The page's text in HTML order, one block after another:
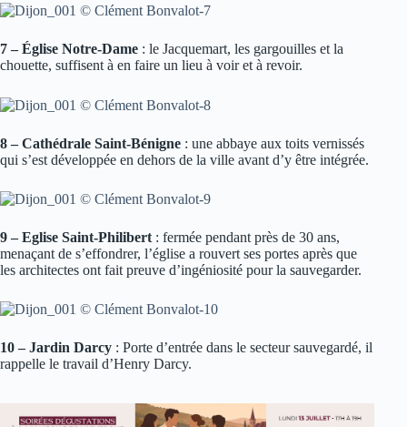
7 – Église Notre-Dame : le Jacquemart, les gargouilles et la
chouette, suffisent à en faire un lieu à voir et à revoir.
8 – Cathédrale Saint-Bénigne : une abbaye aux toits vernissés
qui s’est développée en dehors de la ville avant d’y être intégrée.
9 – Eglise Saint-Philibert : fermée pendant près de 30 ans,
menaçant de s’effondrer, l’église a rouvert ses portes après que
les architectes ont fait preuve d’ingéniosité pour la sauvegarder.
10 – Jardin Darcy : Porte d’entrée dans le secteur sauvegardé, il
rappelle le travail d’Henry Darcy.